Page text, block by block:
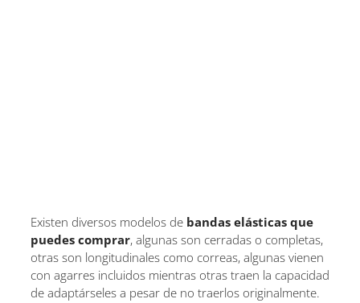
Existen diversos modelos de bandas elásticas que
puedes comprar, algunas son cerradas o completas,
otras son longitudinales como correas, algunas vienen
con agarres incluidos mientras otras traen la capacidad
de adaptárseles a pesar de no traerlos originalmente.